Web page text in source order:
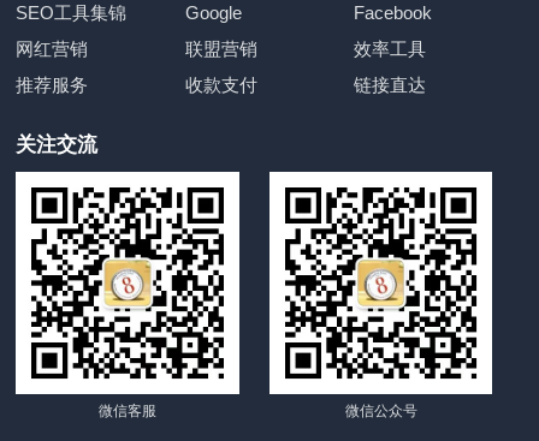
SEO工具集锦
Google
Facebook
网红营销
联盟营销
效率工具
推荐服务
收款支付 链接直达
关注交流
微信客服 微信公众号